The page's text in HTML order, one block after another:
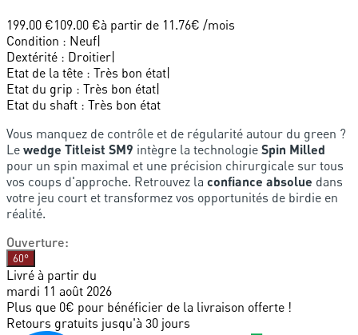
199.00 €109.00 €à partir de 11.76€ /mois
Condition : Neuf|
Dextérité : Droitier|
Etat de la tête : Très bon état|
Etat du grip : Très bon état|
Etat du shaft : Très bon état
Vous manquez de contrôle et de régularité autour du green ?
Le wedge Titleist SM9 intègre la technologie Spin Milled
pour un spin maximal et une précision chirurgicale sur tous
vos coups d'approche. Retrouvez la confiance absolue dans
votre jeu court et transformez vos opportunités de birdie en
réalité.
Ouverture:
60°
Livré à partir du
mardi 11 août 2026
Plus que 0€ pour bénéficier de la livraison offerte !
Retours gratuits jusqu'à 30 jours